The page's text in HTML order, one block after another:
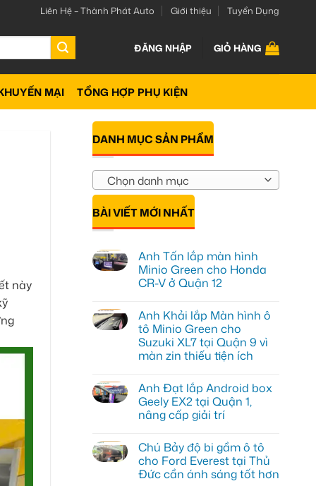
Liên Hệ – Thành Phát Auto Giới thiệu Tuyển Dụng
ĐĂNG NHẬP GIỎ HÀNG
MẠI TỔNG HỢP PHỤ KIỆN
này
DANH MỤC SẢN PHẨM
Chọn danh mục
BÀI VIẾT MỚI NHẤT
Anh Tấn lắp màn hình
Minio Green cho Honda
CR-V ở Quận 12
bình
luận
ở
Anh
Tấn
lắp
Minio
Green
cho
Honda
ở
Quận
12
Anh Khải lắp Màn hình ô
tô Minio Green cho
Suzuki XL7 tại Quận 9 vì
màn zin thiếu tiện ích
bình
luận
ở
Anh
Màn
hình
ô
tô
Minio
Anh Đạt lắp Android box
Geely EX2 tại Quận 1,
nâng cấp giải trí
bình
luận
ở
Anh
Chú Bảy độ bi gầm ô tô
cho Ford Everest tại Thủ
Đức cần ánh sáng tốt hơn